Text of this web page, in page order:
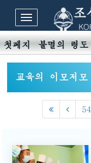
첫페지 불멸의 령도
교육의 이모저모
54